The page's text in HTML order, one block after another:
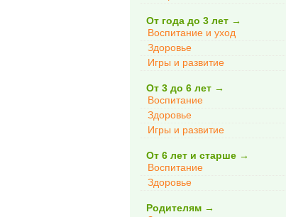
От года до 3 лет →
Воспитание и уход
Здоровье
Игры и развитие
От 3 до 6 лет →
Воспитание
Здоровье
Игры и развитие
От 6 лет и старше →
Воспитание
Здоровье
Родителям →